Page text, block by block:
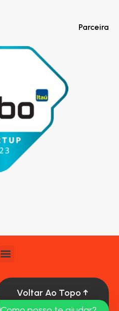
Parceira
Voltar Ao Topo ↑